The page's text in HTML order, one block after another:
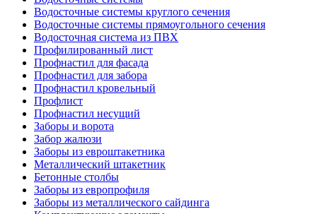
Водосточные системы круглого сечения
Водосточные системы прямоугольного сечения
Водосточная система из ПВХ
Профилированный лист
Профнастил для фасада
Профнастил для забора
Профнастил кровельный
Профлист
Профнастил несущий
Заборы и ворота
Забор жалюзи
Заборы из евроштакетника
Металлический штакетник
Бетонные столбы
Заборы из европрофиля
Заборы из металлического сайдинга